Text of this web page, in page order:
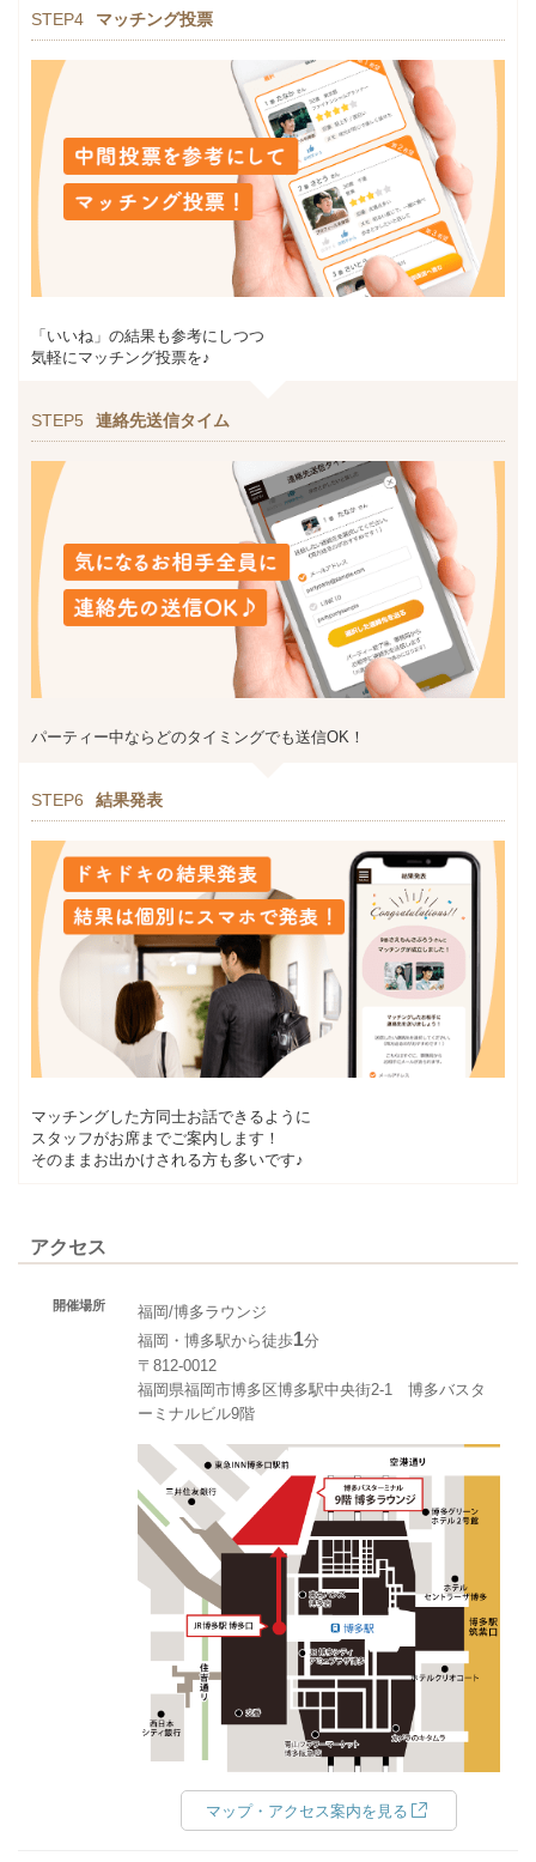
STEP4 マッチング投票
「いいね」の結果も参考にしつつ
気軽にマッチング投票を♪
STEP5 連絡先送信タイム
パーティー中ならどのタイミングでも送信OK！
STEP6 結果発表
マッチングした方同士お話できるように
スタッフがお席までご案内します！
そのままお出かけされる方も多いです♪
アクセス
開催場所
福岡/博多ラウンジ
福岡・博多駅から徒歩1分
〒812-0012
福岡県福岡市博多区博多駅中央街2-1 博多バスタ
ーミナルビル9階
マップ・アクセス案内を見る